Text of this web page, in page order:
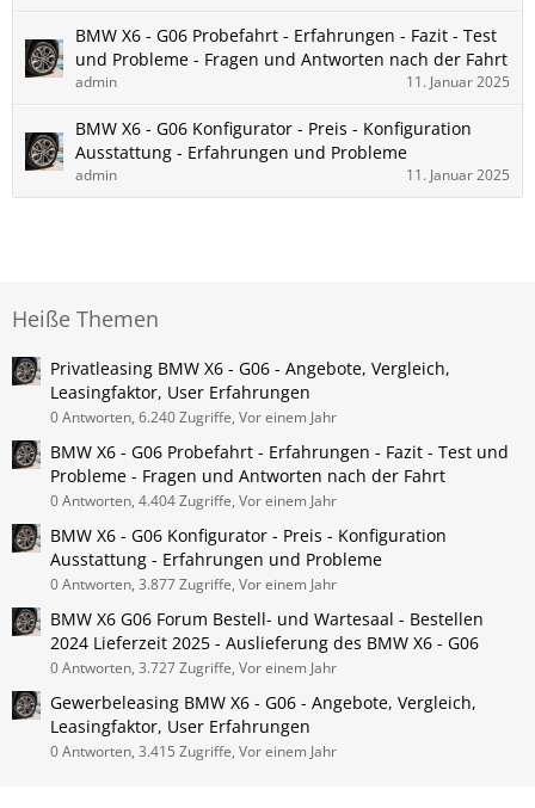
BMW X6 - G06 Probefahrt - Erfahrungen - Fazit - Test
und Probleme - Fragen und Antworten nach der Fahrt
admin 11. Januar 2025
BMW X6 - G06 Konfigurator - Preis - Konfiguration
Ausstattung - Erfahrungen und Probleme
admin 11. Januar 2025
Heiße Themen
Privatleasing BMW X6 - G06 - Angebote, Vergleich,
Leasingfaktor, User Erfahrungen
0 Antworten, 6.240 Zugriffe, Vor einem Jahr
BMW X6 - G06 Probefahrt - Erfahrungen - Fazit - Test und
Probleme - Fragen und Antworten nach der Fahrt
0 Antworten, 4.404 Zugriffe, Vor einem Jahr
BMW X6 - G06 Konfigurator - Preis - Konfiguration
Ausstattung - Erfahrungen und Probleme
0 Antworten, 3.877 Zugriffe, Vor einem Jahr
BMW X6 G06 Forum Bestell- und Wartesaal - Bestellen
2024 Lieferzeit 2025 - Auslieferung des BMW X6 - G06
0 Antworten, 3.727 Zugriffe, Vor einem Jahr
Gewerbeleasing BMW X6 - G06 - Angebote, Vergleich,
Leasingfaktor, User Erfahrungen
0 Antworten, 3.415 Zugriffe, Vor einem Jahr